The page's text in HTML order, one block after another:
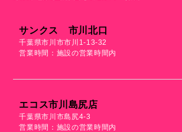
サンクス 市川北口
千葉県市川市市川1-13-32
営業時間：施設の営業時間内
エコス市川島尻店
千葉県市川市島尻4-3
営業時間：施設の営業時間内